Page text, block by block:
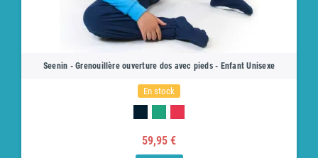
Seenin - Grenouillère ouverture dos avec pieds - Enfant Unisexe
En stock
59,95 €